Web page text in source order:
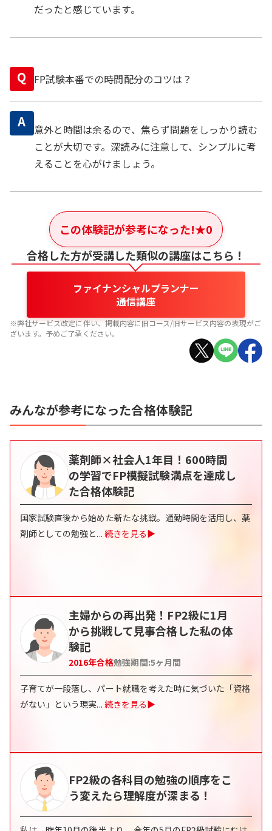
だったと感じています。
Q FP試験本番での時間配分のコツは？
A
意外と時間は余るので、焦らず問題をしっかり読む
ことが大切です。深読みに注意して、シンプルに考
えることを心がけましょう。
この体験記が参考になった!★0
合格した方が受講した類似の講座はこちら！
ファイナンシャルプランナー
通信講座
※弊社サービス改定に伴い、掲載内容に旧コース/旧サービス内容の表現がご
ざいます。予めご了承ください。
みんなが参考になった合格体験記
薬剤師×社会人1年目！600時間
の学習でFP模擬試験満点を達成し
た合格体験記
国家試験直後から始めた新たな挑戦。通勤時間を活用し、薬
剤師としての勉強と... 続きを見る▶
主婦からの再出発！FP2級に1月
から挑戦して見事合格した私の体
験記
2016年合格勉強期間:5ヶ月間
子育てが一段落し、パート就職を考えた時に気づいた「資格
がない」という現実... 続きを見る▶
FP2級の各科目の勉強の順序をこ
う変えたら理解度が深まる！